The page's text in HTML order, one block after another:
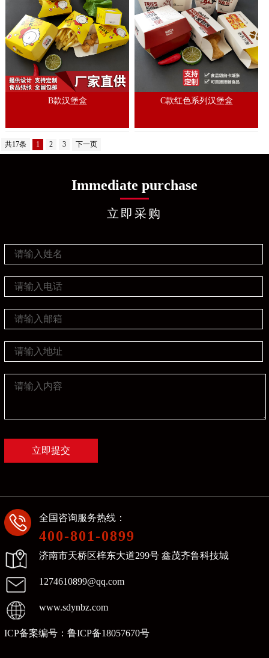
B款汉堡盒 C款红色系列汉堡盒
共17条 1 2 3 下一页
Immediate purchase
立即采购
全国咨询服务热线：
400-801-0899
济南市天桥区梓东大道299号 鑫茂齐鲁科技城
1274610899@qq.com
www.sdynbz.com
ICP备案编号：鲁ICP备18057670号